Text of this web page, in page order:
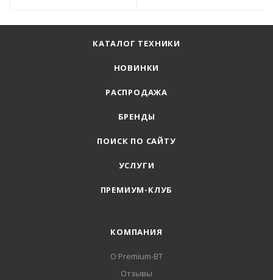
КАТАЛОГ ТЕХНИКИ
НОВИНКИ
РАСПРОДАЖА
БРЕНДЫ
ПОИСК ПО САЙТУ
УСЛУГИ
ПРЕМИУМ-КЛУБ
КОМПАНИЯ
О Premium-BT
Отзывы